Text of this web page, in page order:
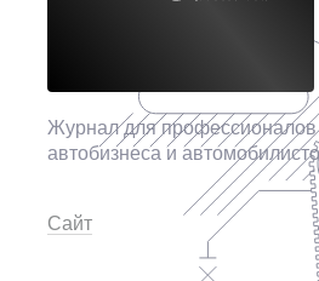
Журнал для профессионалов
автобизнеса и
Сайт